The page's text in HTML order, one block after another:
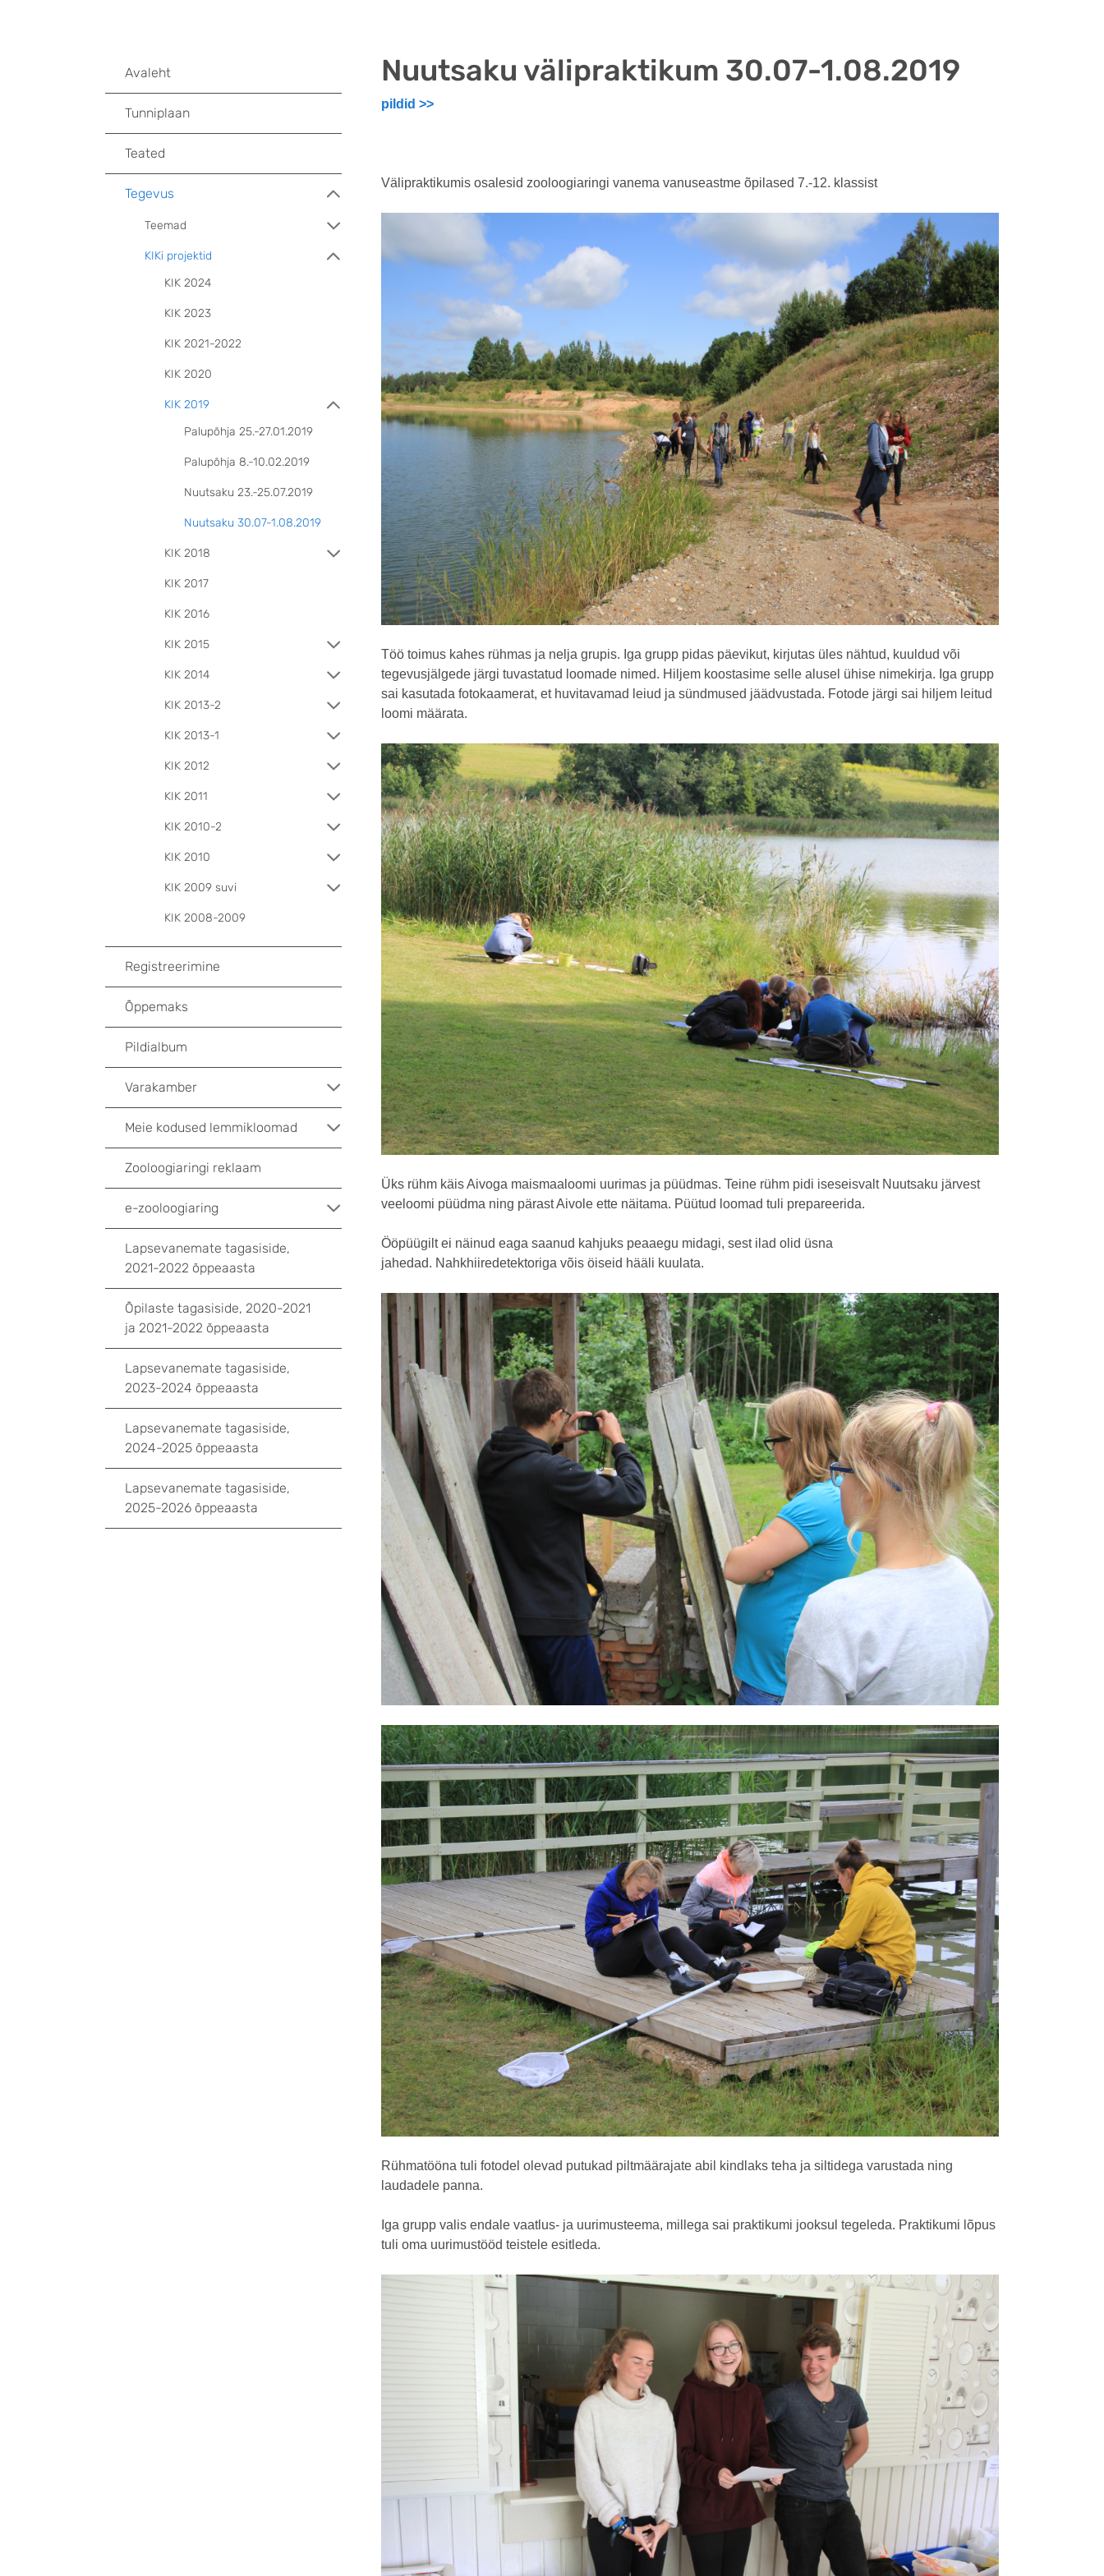
Nuutsaku välipraktikum 30.07-1.08.2019
pildid >>
Välipraktikumis osalesid zooloogiaringi vanema vanuseastme õpilased 7.-12. klassist
Töö toimus kahes rühmas ja nelja grupis. Iga grupp pidas päevikut, kirjutas üles nähtud, kuuldud või
tegevusjälgede järgi tuvastatud loomade nimed. Hiljem koostasime selle alusel ühise nimekirja. Iga grupp
sai kasutada fotokaamerat, et huvitavamad leiud ja sündmused jäädvustada. Fotode järgi sai hiljem leitud
loomi määrata.
Üks rühm käis Aivoga maismaaloomi uurimas ja püüdmas. Teine rühm pidi iseseisvalt Nuutsaku järvest
veeloomi püüdma ning pärast Aivole ette näitama. Püütud loomad tuli prepareerida.
Ööpüügilt ei näinud eaga saanud kahjuks peaaegu midagi, sest ilad olid üsna
jahedad. Nahkhiiredetektoriga võis öiseid hääli kuulata.
Rühmatööna tuli fotodel olevad putukad piltmäärajate abil kindlaks teha ja siltidega varustada ning
laudadele panna.
Iga grupp valis endale vaatlus- ja uurimusteema, millega sai praktikumi jooksul tegeleda. Praktikumi lõpus
tuli oma uurimustööd teistele esitleda.
Avaleht
Tunniplaan
Teated
Tegevus
Teemad
KIKi projektid
KIK 2024
KIK 2023
KIK 2021-2022
KIK 2020
KIK 2019
Palupõhja 25.-27.01.2019
Palupõhja 8.-10.02.2019
Nuutsaku 23.-25.07.2019
Nuutsaku 30.07-1.08.2019
KIK 2018
KIK 2017
KIK 2016
KIK 2015
KIK 2014
KIK 2013-2
KIK 2013-1
KIK 2012
KIK 2011
KIK 2010-2
KIK 2010
KIK 2009 suvi
KIK 2008-2009
Registreerimine
Õppemaks
Pildialbum
Varakamber
Meie kodused lemmikloomad
Zooloogiaringi reklaam
e-zooloogiaring
Lapsevanemate tagasiside,
2021-2022 õppeaasta
Õpilaste tagasiside, 2020-2021
ja 2021-2022 õppeaasta
Lapsevanemate tagasiside,
2023-2024 õppeaasta
Lapsevanemate tagasiside,
2024-2025 õppeaasta
Lapsevanemate tagasiside,
2025-2026 õppeaasta